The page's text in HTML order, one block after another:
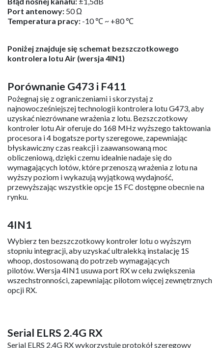
Specyfikacja VTX
Moc wyjściowa:
25/100/200/400/PIT
5658~5917MHz
Kanał SEL: SmartAudio2.0
Wszystkie harmoniczne: Maks. -50dBm
Stabilność częstotliwości:±100KHz (typ.)
Precyzja częstotliwości:±200KHz (typ.)
Błąd nośnej kanału:±1,5dB
Port antenowy:50 Ω
Temperatura pracy:-10 ℃ ~ +80 ℃
Poniżej znajduje się schemat bezszczotkowego
kontrolera lotu Air (wersja 4IN1)
Porównanie G473 i F411
najnowocześniejszej technologii kontrolera lotu G473, aby
kontroler lotu Air oferuje do 168 MHz wyższego taktowania
procesora i 4 bogatsze porty szeregowe, zapewniając
błyskawiczny czas reakcji i zaawansowaną moc
obliczeniową, dzięki czemu idealnie nadaje się do
wymagających lotów, które przenoszą wrażenia z lotu na
wyższy poziom i wykazują wyjątkową wydajność,
4IN1